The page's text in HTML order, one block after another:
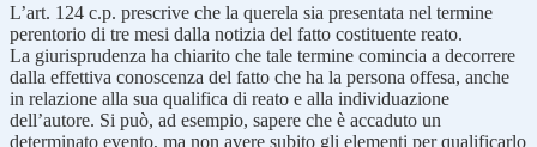
L’art. 124 c.p. prescrive che la querela sia presentata nel termine
perentorio di tre mesi dalla notizia del fatto costituente reato.
La giurisprudenza ha chiarito che tale termine comincia a decorrere
dalla effettiva conoscenza del fatto che ha la persona offesa, anche
in relazione alla sua qualifica di reato e alla individuazione
dell’autore. Si può, ad esempio, sapere che è accaduto un
determinato evento, ma non avere subito gli elementi per qualificarlo